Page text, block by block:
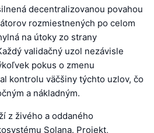
decentralizovanou povahou
rozmiestnených po celom
na útoky zo strany
validačný uzol nezávisle
pokus o zmenu
kontrolu väčšiny týchto uzlov, čo
a nákladným.
z živého a oddaného
Solana. Projekt,